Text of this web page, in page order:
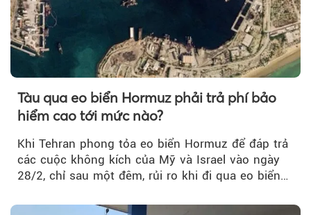
Tàu qua eo biển Hormuz phải trả phí bảo
hiểm cao tới mức nào?
Khi Tehran phong tỏa eo biển Hormuz để đáp trả
các cuộc không kích của Mỹ và Israel vào ngày
28/2, chỉ sau một đêm, rủi ro khi đi qua eo biển
theo.